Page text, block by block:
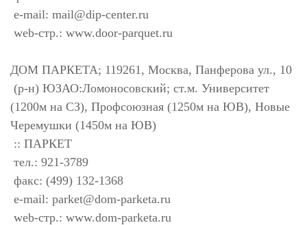
e-mail: mail@dip-center.ru
web-стр.: www.door-parquet.ru
ДОМ ПАРКЕТА; 119261, Москва, Панферова ул., 10
(р-н) ЮЗАО:Ломоносовский; ст.м. Университет
(1200м на СЗ), Профсоюзная (1250м на ЮВ), Новые
Черемушки (1450м на ЮВ)
:: ПАРКЕТ
тел.: 921-3789
факс: (499) 132-1368
e-mail: parket@dom-parketa.ru
web-стр.: www.dom-parketa.ru